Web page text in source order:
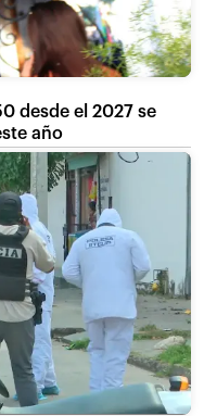
desde el 2027 se
año